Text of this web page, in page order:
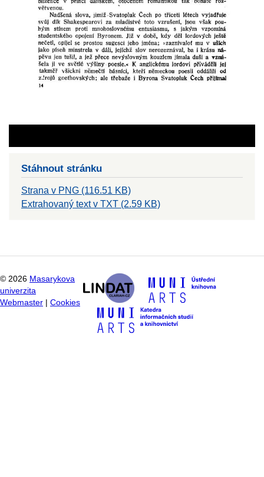
Stáhnout stránku
Strana v PNG (116.51 KB)
Extrahovaný text v TXT (2.59 KB)
© 2026 Masarykova
univerzita
Webmaster
Cookies